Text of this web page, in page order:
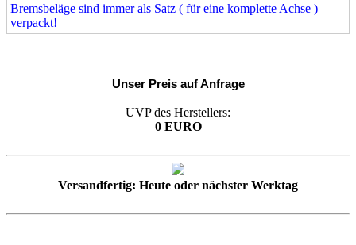
Bremsbeläge sind immer als Satz ( für eine komplette Achse )
verpackt!
Unser Preis auf Anfrage
UVP des Herstellers:
0 EURO
Versandfertig: Heute oder nächster Werktag